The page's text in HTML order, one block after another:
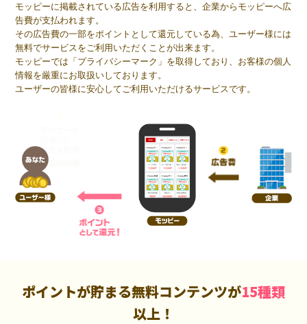
モッピーに掲載されている広告を利用すると、企業からモッピーへ広
告費が支払われます。
その広告費の一部をポイントとして還元している為、ユーザー様には
無料でサービスをご利用いただくことが出来ます。
モッピーでは「プライバシーマーク」を取得しており、お客様の個人
情報を厳重にお取扱いしております。
ユーザーの皆様に安心してご利用いただけるサービスです。
ポイントが貯まる無料コンテンツが15種類
以上！